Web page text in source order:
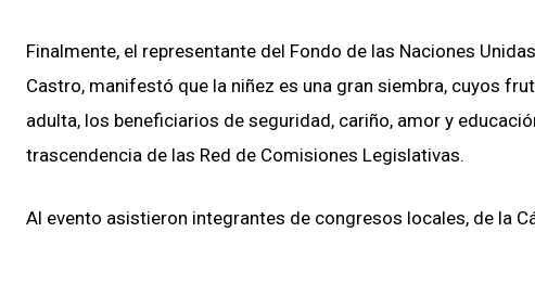
Finalmente, el representante del Fondo de las Naciones
Castro, manifestó que la niñez es una gran siembra, cuyos
adulta, los beneficiarios de seguridad, cariño, amor y
trascendencia de las Red de Comisiones Legislativas.
Al evento asistieron integrantes de congresos locales, de la